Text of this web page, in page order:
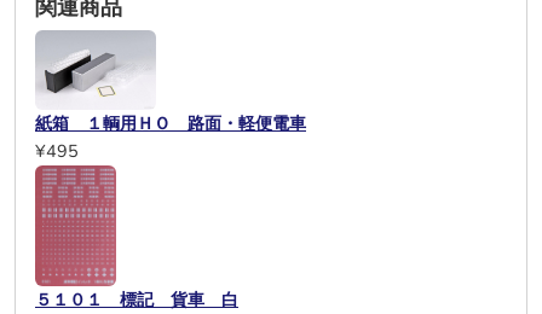
関連商品
紙箱 １輌用ＨＯ 路面・軽便電車
¥495
５１０１ 標記 貨車 白